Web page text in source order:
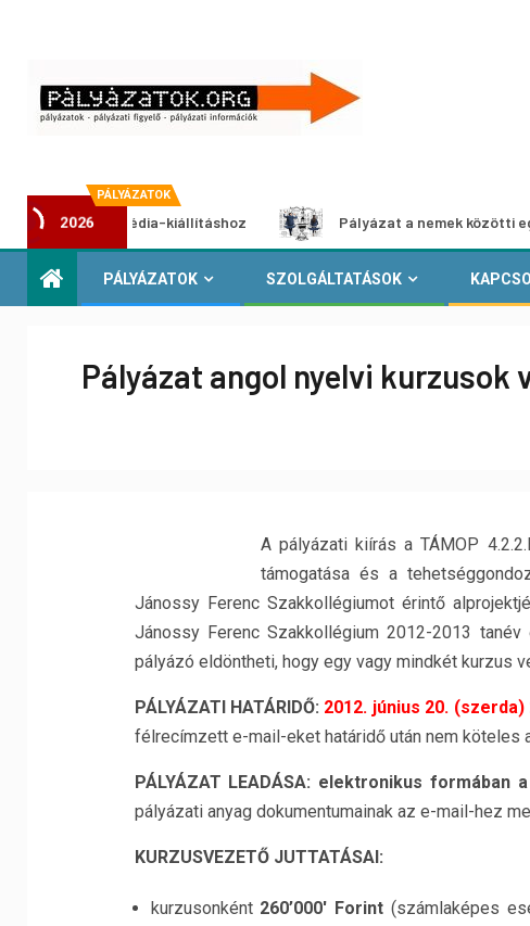
PÁLYÁZATOK
2026kiállításhoz Pályázat a nemek közötti egyenlőség
PÁLYÁZATOK SZOLGÁLTATÁSOK
Pályázat angol nyelvi kurzusok
A pályázati kiírás a TÁMOP
támogatása és a
Jánossy Ferenc Szakkollégiumot érintő
Jánossy Ferenc Szakkollégium 2012-2013
pályázó eldöntheti, hogy egy vagy mindkét kurzus
PÁLYÁZATI HATÁRIDŐ: 2012. június 20. (szerda)
félrecímzett e-mail-eket határidő után nem köteles
PÁLYÁZAT LEADÁSA: elektronikus formában a
pályázati anyag dokumentumainak az e-mail-hez
KURZUSVEZETŐ JUTTATÁSAI:
kurzusonként 260’000′ Forint (számlaképes